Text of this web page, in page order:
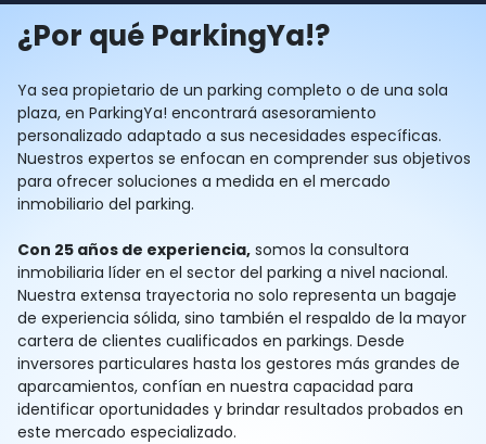
¿Por qué ParkingYa!?
Ya sea propietario de un parking completo o de una sola
plaza, en ParkingYa! encontrará asesoramiento
personalizado adaptado a sus necesidades específicas.
Nuestros expertos se enfocan en comprender sus objetivos
para ofrecer soluciones a medida en el mercado
inmobiliario del parking.
Con 25 años de experiencia, somos la consultora
inmobiliaria líder en el sector del parking a nivel nacional.
Nuestra extensa trayectoria no solo representa un bagaje
de experiencia sólida, sino también el respaldo de la mayor
cartera de clientes cualificados en parkings. Desde
inversores particulares hasta los gestores más grandes de
aparcamientos, confían en nuestra capacidad para
identificar oportunidades y brindar resultados probados en
este mercado especializado.